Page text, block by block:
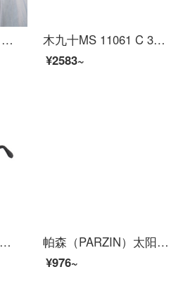
木九十MS 11061 C 1男女同モデル黒メガネファッション偏光サングラスMS 11061 C 1 57 mm
木九十MS 11061 C 3最新ファッション偏光サングラス男女ファッションサングラスブルー
¥2583~
木の90男女の同じ円枠のサングラスのファッション的な百合メガネのサングラスのSM 1920301 C 03 55 MM
帕森（PARZIN）太阳镜男款偏光驾驶墨镜男士偏光眼鏡8009 黑框黑灰片
¥976~